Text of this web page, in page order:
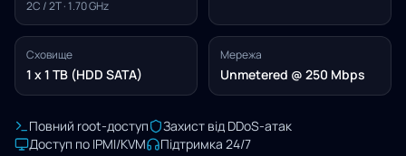
2C / 2T · 1.70 GHz
Сховище
1 x 1 TB (HDD SATA)
Мережа
Unmetered @ 250 Mbps
Повний root-доступ
Захист від DDoS-атак
Доступ по IPMI/KVM
Підтримка 24/7